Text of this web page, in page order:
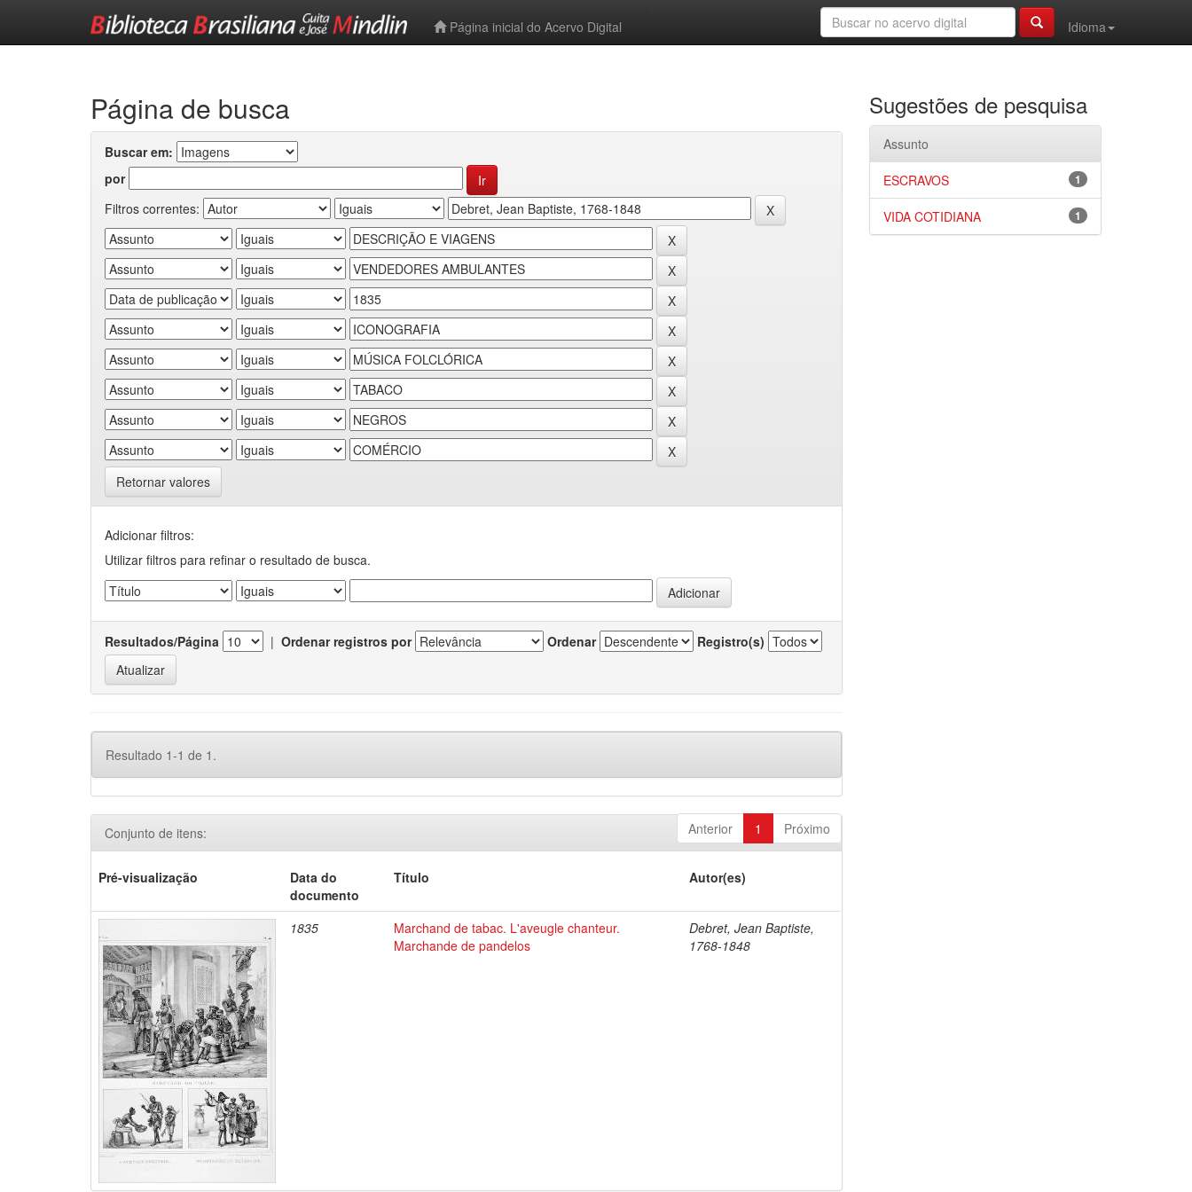
Página inicial do Acervo Digital
Idioma
Página de busca
Buscar em:
por
Filtros correntes:
Retornar valores
Adicionar filtros:
Utilizar filtros para refinar o resultado de busca.
Resultados/Página | Ordenar registros por Ordenar Registro(s)
Resultado 1-1 de 1.
Anterior 1 Próximo
Conjunto de itens:
Pré-visualização
Data do
documento
Título Autor(es)
1835
Marchand de tabac. L'aveugle chanteur.
Marchande de pandelos
Debret, Jean Baptiste,
1768-1848
Sugestões de pesquisa
Assunto
1
ESCRAVOS
1
VIDA COTIDIANA